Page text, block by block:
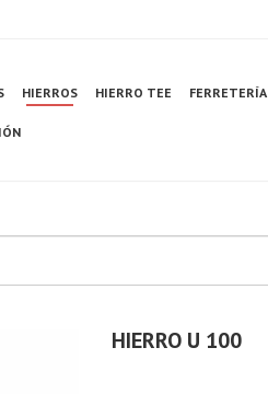
HIERROS HIERRO TEE FERRETERÍA
HIERRO U 100